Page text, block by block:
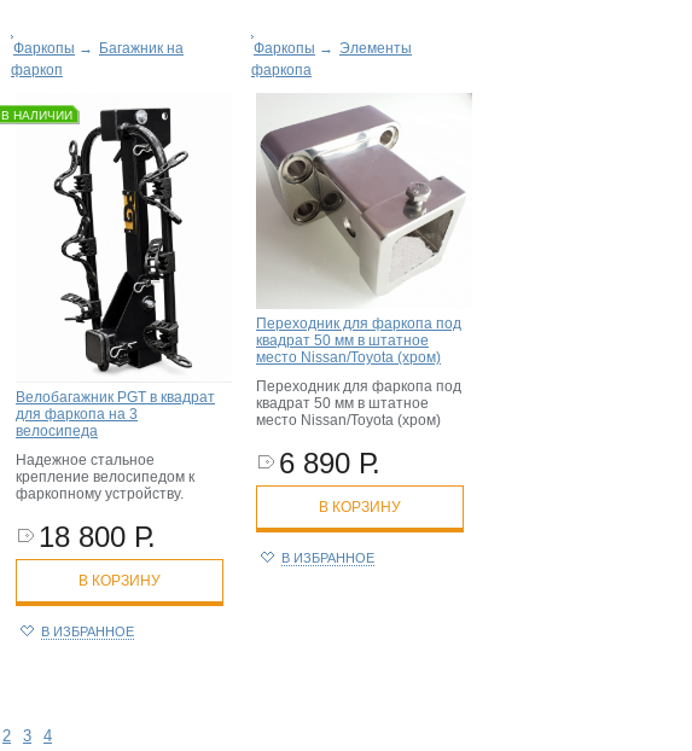
Фаркопы → Багажник на
фаркоп
В НАЛИЧИИ
Велобагажник PGT в квадрат
для фаркопа на 3
велосипеда
Надежное стальное
крепление велосипедом к
фаркопному устройству.
18 800 Р.
В КОРЗИНУ
В ИЗБРАННОЕ
Фаркопы → Элементы
фаркопа
Переходник для фаркопа под
квадрат 50 мм в штатное
место Nissan/Toyota (хром)
Переходник для фаркопа под
квадрат 50 мм в штатное
место Nissan/Toyota (хром)
6 890 Р.
В КОРЗИНУ
В ИЗБРАННОЕ
2 3 4